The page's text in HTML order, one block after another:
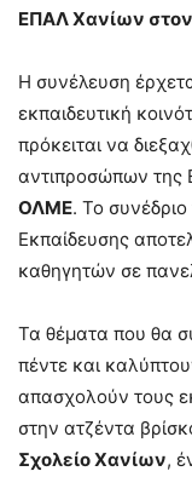
ΕΠΑΛ Χανίων
Η συνέλευση
εκπαιδευτική
πρόκειται να
αντιπροσώπων της
ΟΛΜΕ. Το
Εκπαίδευσης
καθηγητών σε
Τα θέματα που θα
πέντε και
απασχολούν τους
στην ατζέντα
Σχολείο Χανίων,